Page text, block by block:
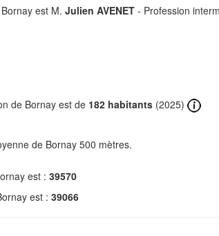
est M. Julien AVENET - Profession
de Bornay est de 182 habitants (2025)
de Bornay 500 mètres.
est : 39570
est : 39066